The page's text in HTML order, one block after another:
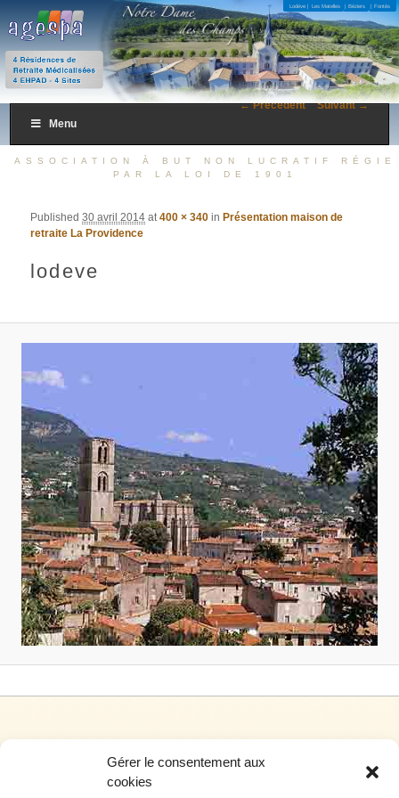
Gérer le consentement aux
cookies
AGESPA
4 Résidences de Retraite Médicalisées 4 EHPAD – 4 Sites Lodève | Les Matelles | Béziers | Fontès
Menu
ASSOCIATION À BUT NON LUCRATIF RÉGIE
PAR LA LOI DE 1901
← Précédent Suivant →
lodeve
Published30 avril 2014 at400 × 340 in Présentation maison de
retraite La Providence